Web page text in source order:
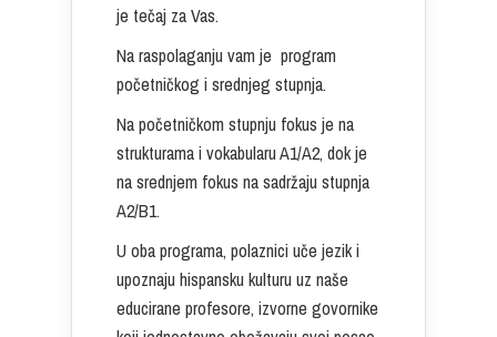
je tečaj za Vas.
Na raspolaganju vam je program
početničkog i srednjeg stupnja.
Na početničkom stupnju fokus je na
strukturama i vokabularu A1/A2, dok je
na srednjem fokus na sadržaju stupnja
A2/B1.
U oba programa, polaznici uče jezik i
upoznaju hispansku kulturu uz naše
educirane profesore, izvorne govornike